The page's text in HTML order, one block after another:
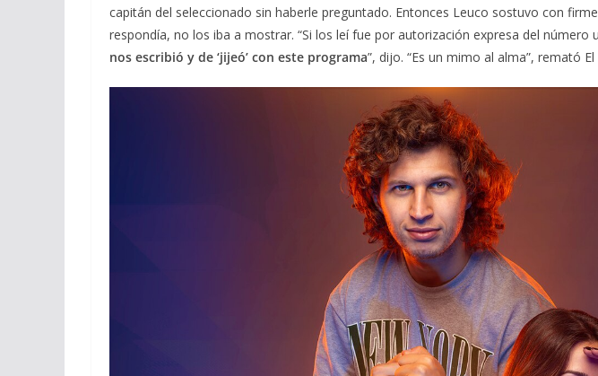
capitán del seleccionado sin haberle preguntado. Entonces Leuco sostuvo con
respondía, no los iba a mostrar. “Si los leí fue por autorización expresa del número
nos escribió y de ‘jijeó’ con este programa”, dijo. “Es un mimo al alma”, remató El